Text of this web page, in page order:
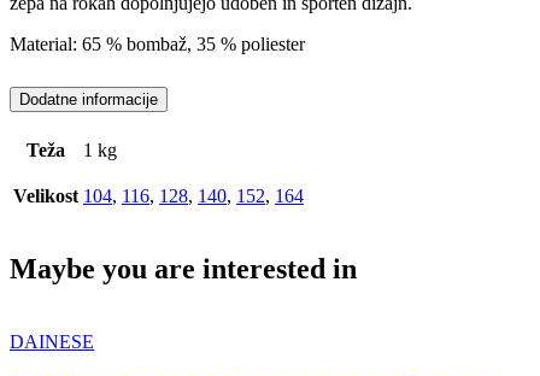
Material: 65 % bombaž, 35 % poliester
Dodatne informacije
Teža 1 kg
Velikost 104, 116, 128, 140, 152, 164
Maybe you are interested in
DAINESE